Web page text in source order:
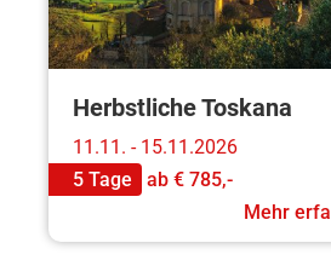
Herbstliche Toskana
11.11. - 15.11.2026
5 Tage
ab € 785,-
Mehr